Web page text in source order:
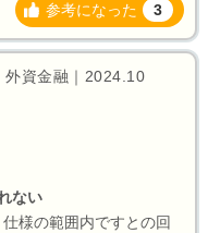
参考になった 3
外資金融｜2024.10
ない
様の範囲内ですとの回